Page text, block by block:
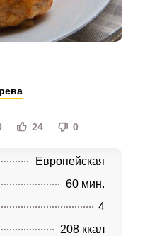
24 0
Европейская
60 мин.
4
208 ккал